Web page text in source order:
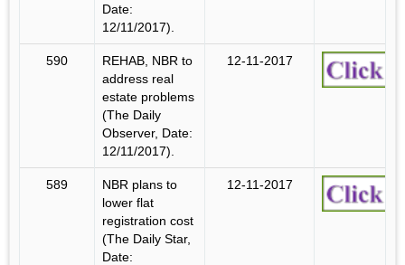
Date:
12/11/2017).
590
REHAB, NBR to
address real
estate problems
(The Daily
Observer, Date:
12/11/2017).
12-11-2017
589
NBR plans to
lower flat
registration cost
(The Daily Star,
Date:
12-11-2017